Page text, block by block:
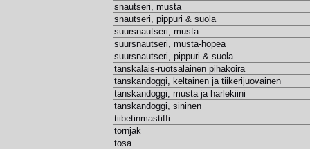
snautseri, musta
snautseri, pippuri & suola
suursnautseri, musta
suursnautseri, musta-hopea
suursnautseri, pippuri & suola
tanskalais-ruotsalainen pihakoira
tanskandoggi, keltainen ja tiikerijuovainen
tanskandoggi, musta ja harlekiini
tanskandoggi, sininen
tiibetinmastiffi
tornjak
tosa